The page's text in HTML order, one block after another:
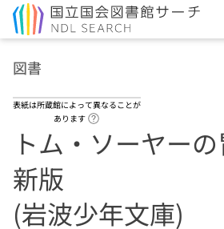
図書
表紙は所蔵館によって異なることが
あります
トム・ソーヤー
新版
(岩波少年文庫)